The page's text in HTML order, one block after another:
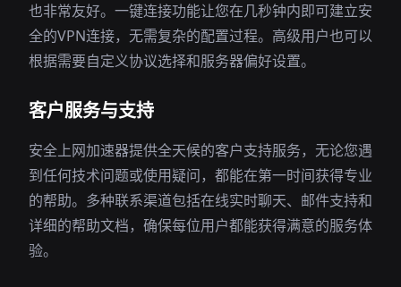
也非常友好。一键连接功能让您在几秒钟内即可建立安
全的VPN连接，无需复杂的配置过程。高级用户也可以
根据需要自定义协议选择和服务器偏好设置。
客户服务与支持
安全上网加速器提供全天候的客户支持服务，无论您遇
到任何技术问题或使用疑问，都能在第一时间获得专业
的帮助。多种联系渠道包括在线实时聊天、邮件支持和
详细的帮助文档，确保每位用户都能获得满意的服务体
验。